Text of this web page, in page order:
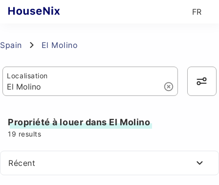
FR
Spain El Molino
Localisation
Propriété à louer dans El Molino
19 results
Récent